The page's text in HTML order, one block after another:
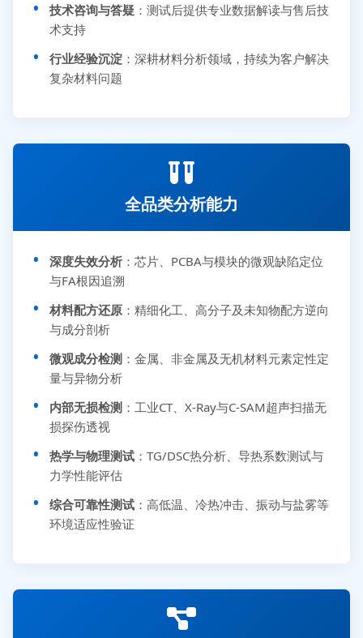
技术咨询与答疑 ：测试后提供专业数据解读与售后技
术支持
行业经验沉淀 ：深耕材料分析领域，持续为客户解决
复杂材料问题
全品类分析能力
深度失效分析 ：芯片、PCBA与模块的微观缺陷定位
与FA根因追溯
材料配方还原 ：精细化工、高分子及未知物配方逆向
与成分剖析
微观成分检测 ：金属、非金属及无机材料元素定性定
量与异物分析
内部无损检测 ：工业CT、X-Ray与C-SAM超声扫描无
损探伤透视
热学与物理测试 ：TG/DSC热分析、导热系数测试与
力学性能评估
综合可靠性测试 ：高低温、冷热冲击、振动与盐雾等
环境适应性验证